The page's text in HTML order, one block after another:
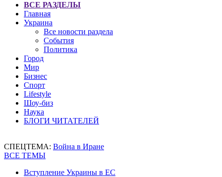
ВСЕ РАЗДЕЛЫ
Главная
Украина
Все новости раздела
События
Политика
Город
Мир
Бизнес
Спорт
Lifestyle
Шоу-биз
Наука
БЛОГИ ЧИТАТЕЛЕЙ
СПЕЦТЕМА: Война в Иране
ВСЕ ТЕМЫ
Вступление Украины в ЕС